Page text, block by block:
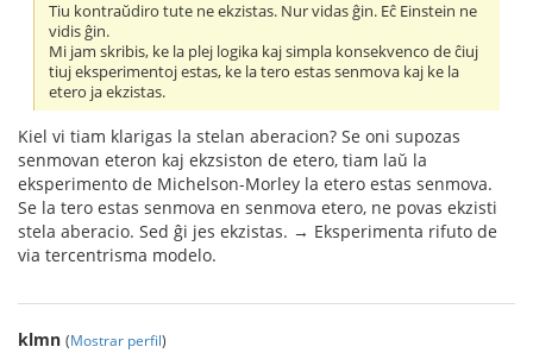
Tiu kontraŭdiro tute ne ekzistas. Nur vidas ĝin. Eĉ Einstein ne
vidis ĝin.
Mi jam skribis, ke la plej logika kaj simpla konsekvenco de ĉiuj
tiuj eksperimentoj estas, ke la tero estas senmova kaj ke la
etero ja ekzistas.
Kiel vi tiam klarigas la stelan aberacion? Se oni supozas
senmovan eteron kaj ekzsiston de etero, tiam laŭ la
eksperimento de Michelson-Morley la etero estas senmova.
Se la tero estas senmova en senmova etero, ne povas ekzisti
stela aberacio. Sed ĝi jes ekzistas. → Eksperimenta rifuto de
via tercentrisma modelo.
klmn (Mostrar perfil)